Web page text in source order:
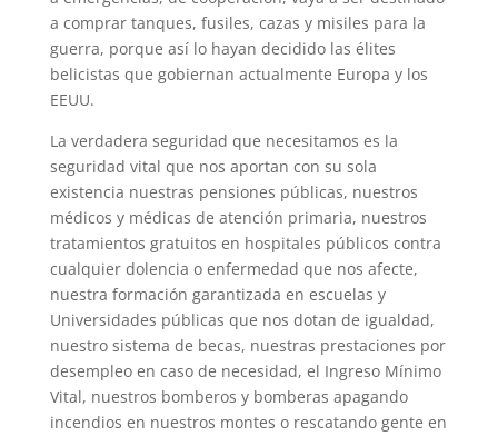
a comprar tanques, fusiles, cazas y misiles para la
guerra, porque así lo hayan decidido las élites
belicistas que gobiernan actualmente Europa y los
EEUU.
La verdadera seguridad que necesitamos es la
seguridad vital que nos aportan con su sola
existencia nuestras pensiones públicas, nuestros
médicos y médicas de atención primaria, nuestros
tratamientos gratuitos en hospitales públicos contra
cualquier dolencia o enfermedad que nos afecte,
nuestra formación garantizada en escuelas y
Universidades públicas que nos dotan de igualdad,
nuestro sistema de becas, nuestras prestaciones por
desempleo en caso de necesidad, el Ingreso Mínimo
Vital, nuestros bomberos y bomberas apagando
incendios en nuestros montes o rescatando gente en